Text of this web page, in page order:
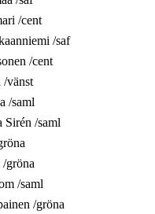
/cent
/saf
/cent
/vänst
/saml
Sirén /saml
/gröna
/saml
/gröna